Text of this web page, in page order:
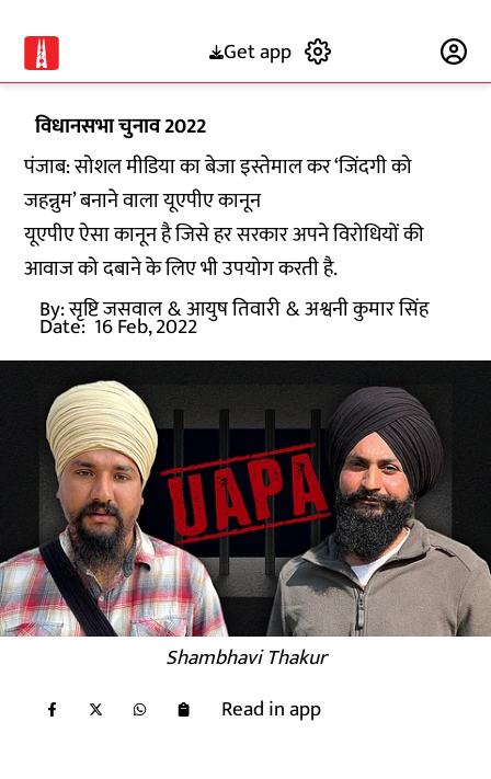
Get app
विधानसभा चुनाव 2022
पंजाब: सोशल मीडिया का बेजा इस्तेमाल कर ‘जिंदगी को
जहन्नुम’ बनाने वाला यूएपीए कानून
यूएपीए ऐसा कानून है जिसे हर सरकार अपने विरोधियों की
आवाज को दबाने के लिए भी उपयोग करती है.
By:सृष्टि जसवाल& आयुष तिवारी& अश्वनी कुमार सिंह
Date: 16 Feb, 2022
Shambhavi Thakur
Read in app